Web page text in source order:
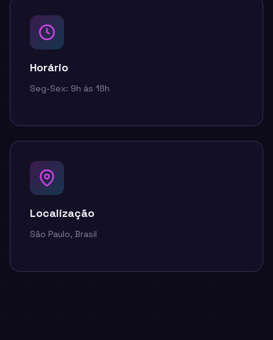
Horário
Seg-Sex: 9h às 18h
Localização
São Paulo, Brasil